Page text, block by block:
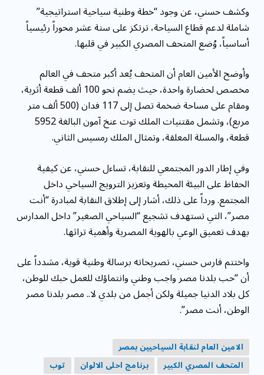
وكشف حسني، عن وجود “خطة وطنية سياحية استراتيجية”
شاملة لدعم قطاع السياحة، ترتكز على ستة عشر محوراً رئيسياً
أساسياً، وُضع المتحف المصري الكبير في قلبها.
وأوضح الأمين العام أن المتحف يُعد أكبر متحف في العالم
مخصص لحضارة واحدة، حيث يضم نحو 100 ألف قطعة أثرية،
ومقام على مساحة ضخمة تصل إلى 117 فدان (500 ألف متر
مربع)، وتشمل مقتنيات الملك توت عنخ آمون البالغة 5952
قطعة، والمسلة المعلقة، وتمثال الملك رمسيس الثاني.
وفي إطار الدور المجتمعي للنقابة، تساءل حسني، عن كيفية
الحفاظ على البيئة المحيطة وتعزيز الترويج السياحي داخل
المجتمع. ورداً على ذلك، أشار إلى إطلاق النقابة لمبادرة “أنت
مصر”، التي تستهدف تشجيع “السياحي الصغير” داخل المدارس
بهدف تعميق الوعي بالهوية المصرية وأهمية تراثها.
واختتم فارس حسني، تصريحاته برسالة وطنية قوية، مشدداً على
أن “حب بلدنا مصر واجب وطني وانتماؤك للعمل حبك للوطن،
كل بلاد الدنيا جميلة ولكن أجمل من بلدي لا.. مصر بلدنا مصر
الوطن، أنت مصر”.
الامين العام لنقابة السياحيين بمصر
المتحف المصري الكبير
برنامج احلى الالوان
توب